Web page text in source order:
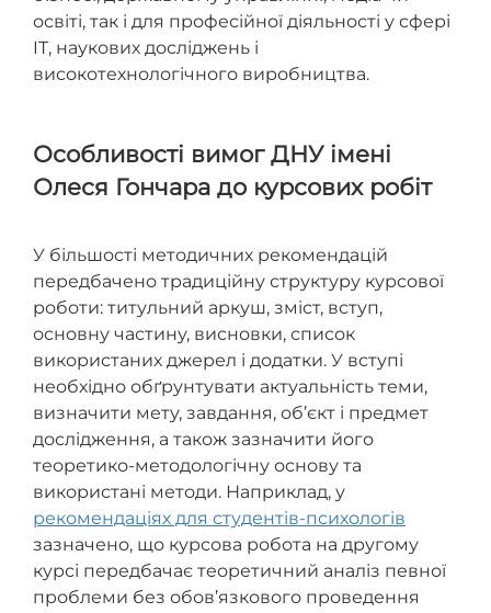
освіті, так і для професійної діяльності у сфері
IT, наукових досліджень і
високотехнологічного виробництва.
Особливості вимог ДНУ імені
Олеся Гончара до курсових робіт
У більшості методичних рекомендацій
передбачено традиційну структуру курсової
роботи: титульний аркуш, зміст, вступ,
основну частину, висновки, список
використаних джерел і додатки. У вступі
необхідно обґрунтувати актуальність теми,
визначити мету, завдання, об’єкт і предмет
дослідження, а також зазначити його
теоретико-методологічну основу та
використані методи. Наприклад, у
рекомендаціях для студентів-психологів
зазначено, що курсова робота на другому
курсі передбачає теоретичний аналіз певної
проблеми без обов’язкового проведення